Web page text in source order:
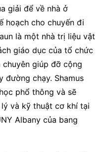
giải để về nhà ở
hoạch cho chuyến đi
là một nhà trị liệu vật
giáo dục của tổ chức
chuyên giúp đỡ cộng
đường chạy. Shamus
phổ thông và sẽ
và kỹ thuật cơ khí tại
Albany của bang